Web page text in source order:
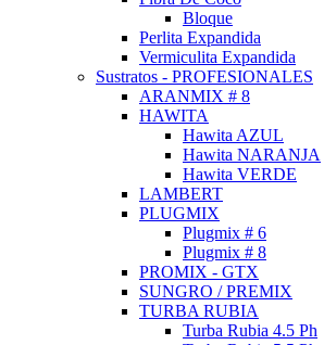
Bloque
Perlita Expandida
Vermiculita Expandida
Sustratos - PROFESIONALES
ARANMIX # 8
HAWITA
Hawita AZUL
Hawita NARANJA
Hawita VERDE
LAMBERT
PLUGMIX
Plugmix # 6
Plugmix # 8
PROMIX - GTX
SUNGRO / PREMIX
TURBA RUBIA
Turba Rubia 4.5 Ph